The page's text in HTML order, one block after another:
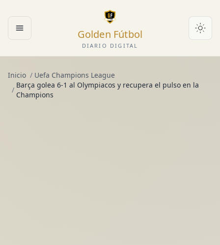
Abrir menú Golden Fútbol
DIARIO DIGITAL
Inicio / Uefa Champions League
/
Barça golea 6-1 al Olympiacos y recupera el pulso en la
Champions